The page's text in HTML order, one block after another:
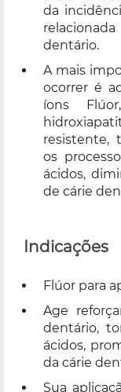
da
dentário.
A mais
ocorrer é
íons
resistente,
os
ácidos,
de cárie
Indicações
Flúor para
Age
dentário,
ácidos,
da cárie
Sua